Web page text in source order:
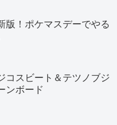
版！ポケマスデーでやる
コスビート＆テツノブジ
ンボード